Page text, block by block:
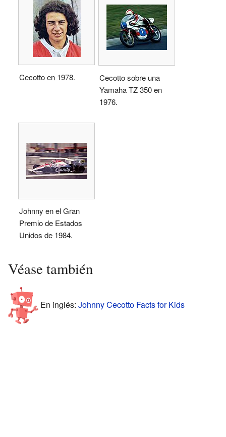
Cecotto en 1978.
Cecotto sobre una
Yamaha TZ 350 en
1976.
Johnny en el Gran
Premio de Estados
Unidos de 1984.
Véase también
En inglés: Johnny Cecotto Facts for Kids